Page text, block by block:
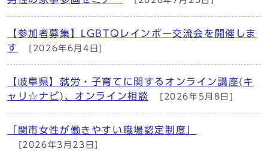
【参加者募集】LGBTQレインボー交流会を開催しま
す
[2026年6月4日]
【岐阜県】就労・子育てに関するオンライン講座(キ
ャリ☆ナビ)、オンライン相談
[2026年5月8日]
「関市女性が働きやすい職場認定制度」
[2026年3月23日]